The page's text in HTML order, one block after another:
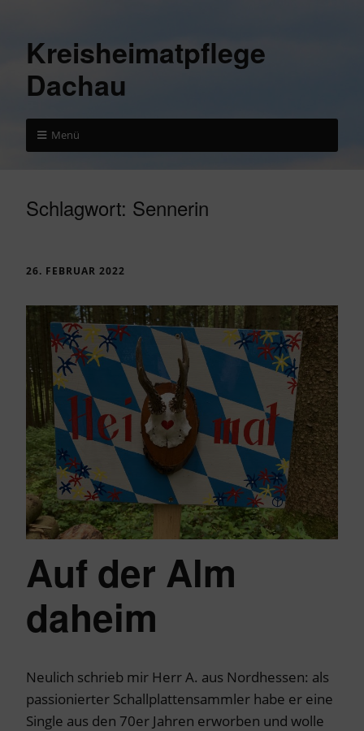
Kreisheimatpflege
Dachau
Menü
Schlagwort: Sennerin
26. FEBRUAR 2022
Auf der Alm
daheim
Neulich schrieb mir Herr A. aus Nordhessen: als
passionierter Schallplattensammler habe er eine
Single aus den 70er Jahren erworben und wolle